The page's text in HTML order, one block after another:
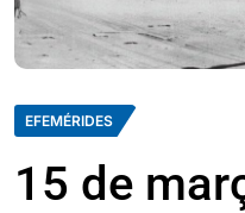
EFEMÉRIDES
15 de